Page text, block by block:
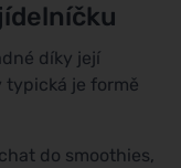
díky její
je formě
do smoothies,